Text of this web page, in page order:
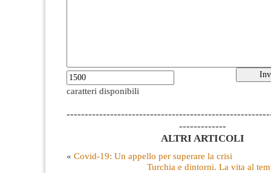
caratteri disponibili
-------------
ALTRI ARTICOLI
« Covid-19: Un appello per superare la crisi
Turchia e dintorni. La vita al